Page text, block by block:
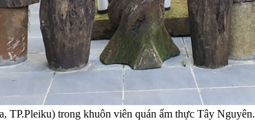
trong khuôn viên quán ẩm thực Tây Nguyên.